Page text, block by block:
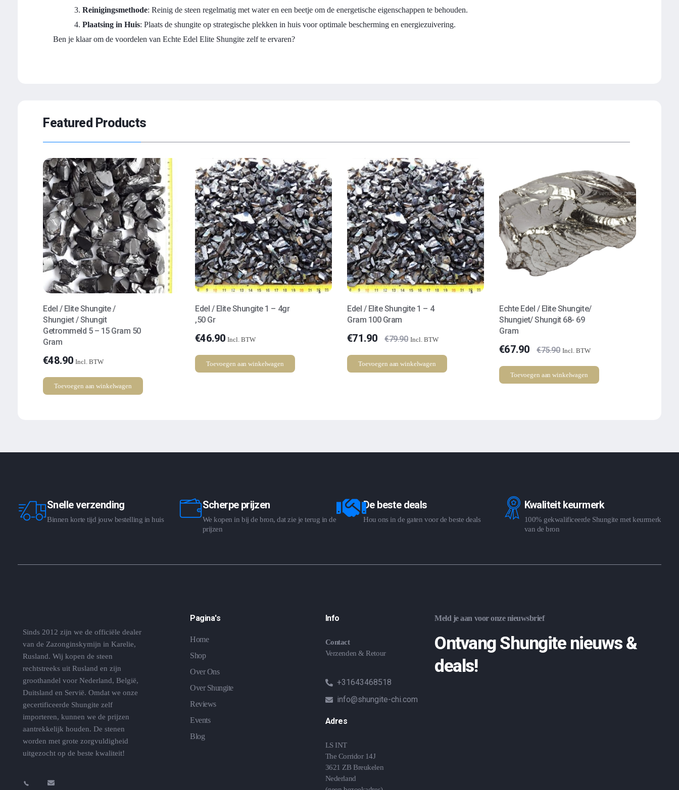
Reinigingsmethode: Reinig de steen regelmatig met water en een beetje om de energetische eigenschappen te behouden.
Plaatsing in Huis: Plaats de shungite op strategische plekken in huis voor optimale bescherming en energiezuivering.
Ben je klaar om de voordelen van Echte Edel Elite Shungite zelf te ervaren?
Featured Products
Edel / Elite Shungite /
Shungiet / Shungit
Getrommeld 5 – 15 Gram 50
Gram
€48.90 Incl. BTW
Toevoegen aan winkelwagen
Edel / Elite Shungite 1 – 4gr
,50 Gr
€46.90 Incl. BTW
Toevoegen aan winkelwagen
Edel / Elite Shungite 1 – 4
Gram 100 Gram
€71.90 €79.90 Incl. BTW
Toevoegen aan winkelwagen
Echte Edel / Elite Shungite/
Shungiet/ Shungit 68- 69
Gram
€67.90 €75.90 Incl. BTW
Toevoegen aan winkelwagen
Snelle verzending
Binnen korte tijd jouw bestelling in huis
Scherpe prijzen
We kopen in bij de bron, dat zie je terug in de
prijzen
De beste deals
Hou ons in de gaten voor de beste deals
Kwaliteit keurmerk
100% gekwalificeerde Shungite met keurmerk
van de bron
Sinds 2012 zijn we de officiële dealer
van de Zazonginskymijn in Karelie,
Rusland. Wij kopen de steen
rechtstreeks uit Rusland en zijn
groothandel voor Nederland, België,
Duitsland en Servië. Omdat we onze
gecertificeerde Shungite zelf
importeren, kunnen we de prijzen
aantrekkelijk houden. De stenen
worden met grote zorgvuldigheid
uitgezocht op de beste kwaliteit!
Pagina's
Home
Shop
Over Ons
Over Shungite
Reviews
Events
Blog
Info
Contact
Verzenden & Retour
+31643468518
info@shungite-chi.com
Adres
LS INT
The Corridor 14J
3621 ZB Breukelen
Nederland
Meld je aan voor onze nieuwsbrief
Ontvang Shungite nieuws &
deals!